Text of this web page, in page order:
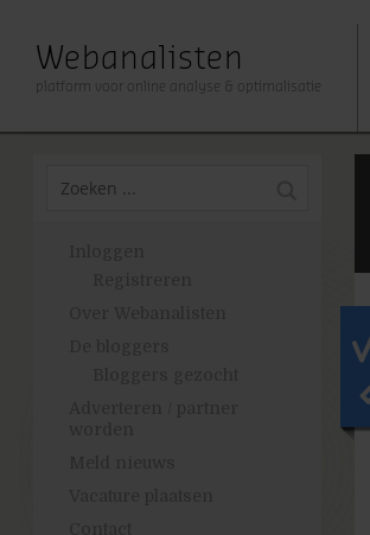
Webanalisten
platform voor online analyse & optimalisatie